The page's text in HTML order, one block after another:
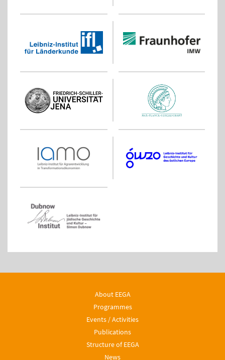
About EEGA
Programmes
Events / Activities
Publications
Structure of EEGA
News